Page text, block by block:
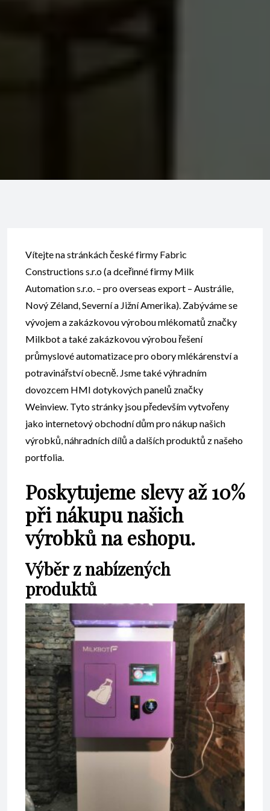
Vítejte na stránkách české firmy Fabric
Constructions s.r.o (a dceřinné firmy Milk
Automation s.r.o. – pro overseas export – Austrálie,
Nový Zéland, Severní a Jižní Amerika). Zabýváme se
vývojem a zakázkovou výrobou mlékomatů značky
Milkbot a také zakázkovou výrobou řešení
průmyslové automatizace pro obory mlékárenství a
potravinářství obecně. Jsme také výhradním
dovozcem HMI dotykových panelů značky
Weinview. Tyto stránky jsou především vytvořeny
jako internetový obchodní dům pro nákup našich
výrobků, náhradních dílů a dalších produktů z našeho
portfolia.
Poskytujeme slevy až 10%
při nákupu našich
výrobků na eshopu.
Výběr z nabízených
produktů